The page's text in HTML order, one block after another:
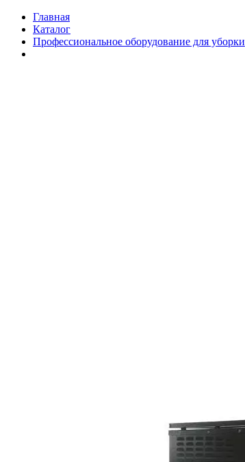
Главная
Каталог
Профессиональное оборудование для уборки